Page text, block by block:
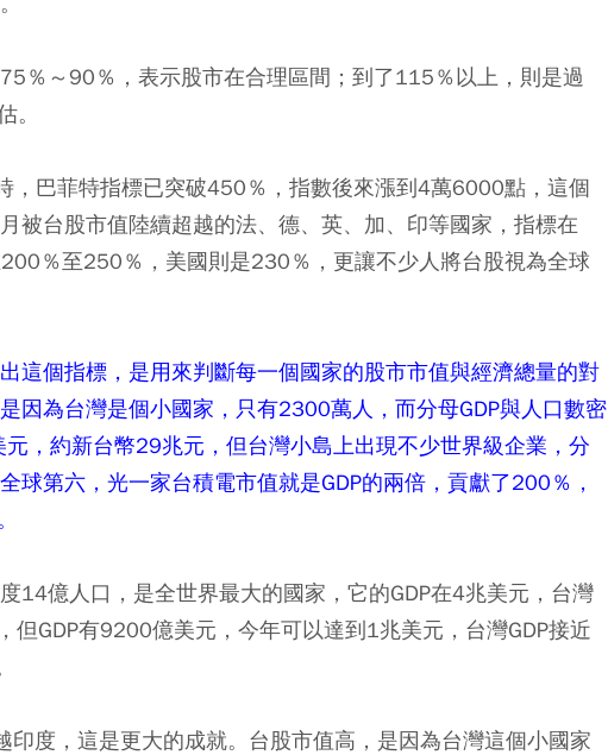
％～90％，表示股市在合理區間；到了115％以上，則是過
，巴菲特指標已突破450％，指數後來漲到4萬6000點，這個
被台股市值陸續超越的法、德、英、加、印等國家，指標在
％至250％，美國則是230％，更讓不少人將台股視為全球
這個指標，是用來判斷每一個國家的股市市值與經濟總量的對
因為台灣是個小國家，只有2300萬人，而分母GDP與人口數密
，約新台幣29兆元，但台灣小島上出現不少世界級企業，分
球第六，光一家台積電市值就是GDP的兩倍，貢獻了200％，
14億人口，是全世界最大的國家，它的GDP在4兆美元，台灣
GDP有9200億美元，今年可以達到1兆美元，台灣GDP接近
度，這是更大的成就。台股市值高，是因為台灣這個小國家